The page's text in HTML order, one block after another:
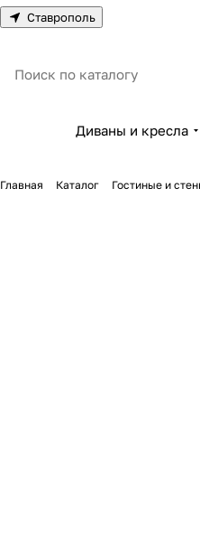
Ставрополь
Диваны и кресла
Главная Каталог Гостиные и